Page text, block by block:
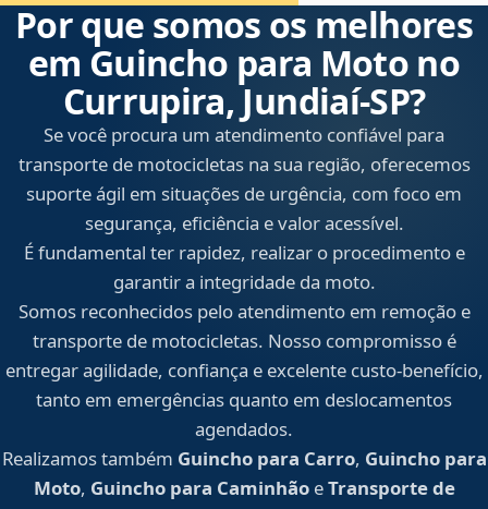
Por que somos os melhores
em Guincho para Moto no
Currupira, Jundiaí‑SP?
Se você procura um atendimento confiável para
transporte de motocicletas na sua região, oferecemos
suporte ágil em situações de urgência, com foco em
segurança, eficiência e valor acessível.
É fundamental ter rapidez, realizar o procedimento e
garantir a integridade da moto.
Somos reconhecidos pelo atendimento em remoção e
transporte de motocicletas. Nosso compromisso é
entregar agilidade, confiança e excelente custo-benefício,
tanto em emergências quanto em deslocamentos
agendados.
Realizamos também Guincho para Carro, Guincho para
Moto, Guincho para CaminhãoeTransporte de